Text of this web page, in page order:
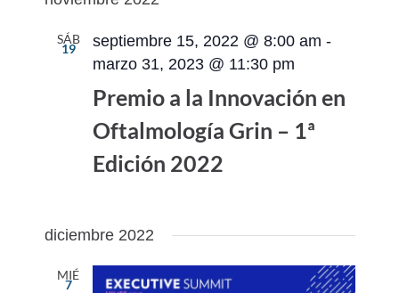
de
Eventos
SÁB
19 septiembre 15, 2022 @ 8:00 am -
marzo 31, 2023 @ 11:30 pm
Premio a la Innovación en
Oftalmología Grin – 1ª
Edición 2022
diciembre 2022
MIÉ
7